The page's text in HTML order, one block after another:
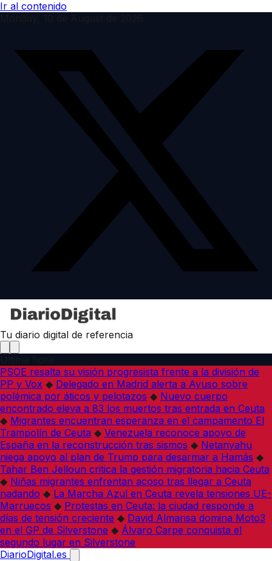
Ir al contenido
Tu diario digital de referencia
PSOE resalta su visión progresista frente a la división de
PP y Vox ◆ Delegado en Madrid alerta a Ayuso sobre
polémica por áticos y pelotazos ◆ Nuevo cuerpo
encontrado eleva a 83 los muertos tras entrada en Ceuta
◆ Migrantes encuentran esperanza en el campamento El
Trampolín de Ceuta ◆ Venezuela reconoce apoyo de
España en la reconstrucción tras sismos ◆ Netanyahu
niega apoyo al plan de Trump para desarmar a Hamás ◆
Tahar Ben Jelloun critica la gestión migratoria hacia Ceuta
◆ Niñas migrantes enfrentan acoso tras llegar a Ceuta
nadando ◆ La Marcha Azul en Ceuta revela tensiones UE-
Marruecos ◆ Protestas en Ceuta: la ciudad responde a
días de tensión creciente ◆ David Almansa domina Moto3
en el GP de Silverstone ◆ Álvaro Carpe conquista el
segundo lugar en Silverstone
DiarioDigital.es